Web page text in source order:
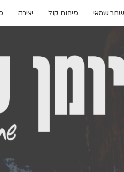
יצירה פיתוח קול שחר שמאי